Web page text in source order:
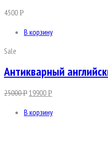
4500Р
В корзину
Sale
Антикварный
25000Р19900Р
В корзину